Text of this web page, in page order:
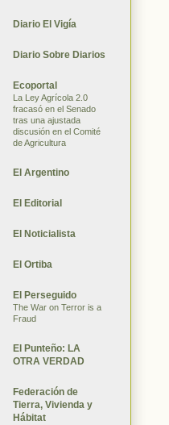
Diario El Vigía
Diario Sobre Diarios
Ecoportal
La Ley Agrícola 2.0
fracasó en el Senado
tras una ajustada
discusión en el Comité
de Agricultura
El Argentino
El Editorial
El Noticialista
El Ortiba
El Perseguido
The War on Terror is a
Fraud
El Punteño: LA
OTRA VERDAD
Federación de
Tierra, Vivienda y
Hábitat